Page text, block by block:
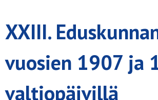
XXIII.
vuosien 1907 ja
valtiopäivillä